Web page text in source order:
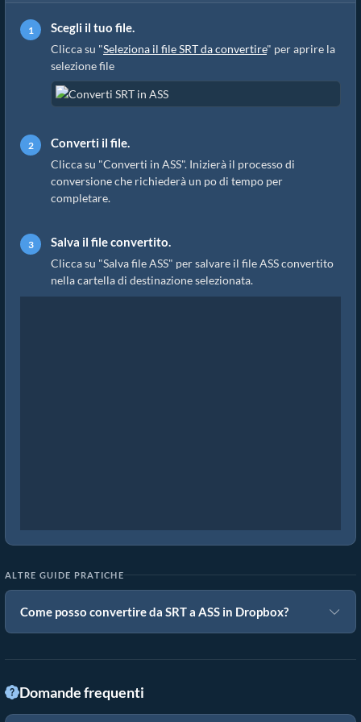
Scegli il tuo file.
Clicca su "Seleziona il file SRT da convertire" per aprire la
selezione file
Converti il file.
Clicca su "Converti in ASS". Inizierà il processo di
conversione che richiederà un po di tempo per
completare.
Salva il file convertito.
Clicca su "Salva file ASS" per salvare il file ASS convertito
nella cartella di destinazione selezionata.
ALTRE GUIDE PRATICHE
Come posso convertire da SRT a ASS in Dropbox?
Domande frequenti